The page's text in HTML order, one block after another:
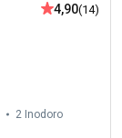
4,90(14)
2 Inodoro